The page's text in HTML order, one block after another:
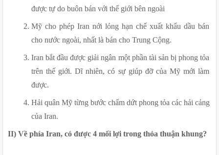
được tự do buôn bán với thế giới bên ngoài
Mỹ cho phép Iran nới lỏng hạn chế xuất khẩu dầu bán
cho nước ngoài, nhất là bán cho Trung Cộng.
Iran bắt đầu được giải ngân một phần tài sản bị phong tỏa
trên thế giới. Dĩ nhiên, có sự giúp đỡ của Mỹ mới làm
được.
Hải quân Mỹ từng bước chấm dứt phong tỏa các hải cảng
của Iran.
II) Về phía Iran, có được 4 mối lợi trong thỏa thuận khung?